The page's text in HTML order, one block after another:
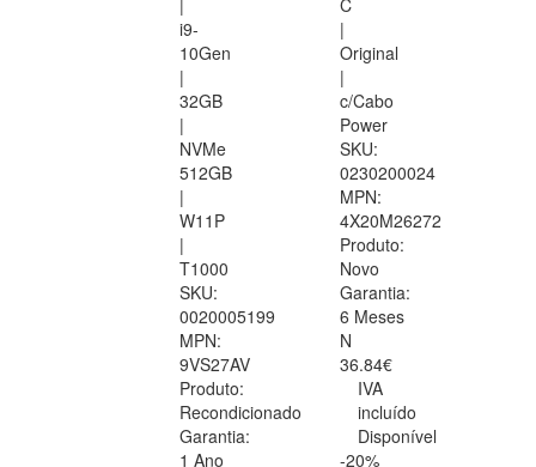
i9-
10Gen
|
32GB
|
NVMe
512GB
|
W11P
|
T1000
SKU:
0020005199
MPN:
9VS27AV
Produto:
Recondicionado
Garantia:
1 Ano
C
|
Original
|
c/Cabo
Power
SKU:
0230200024
MPN:
4X20M26272
Produto:
Novo
Garantia:
6 Meses
N
36.84€
IVA
incluído
Disponível
-20%